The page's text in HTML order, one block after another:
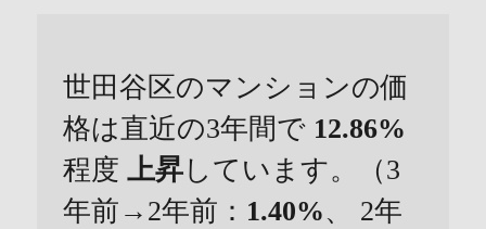
世田谷区のマンションの価
格は直近の3年間で 12.86%
程度 上昇しています。（3
年前→2年前： 1.40%、 2年